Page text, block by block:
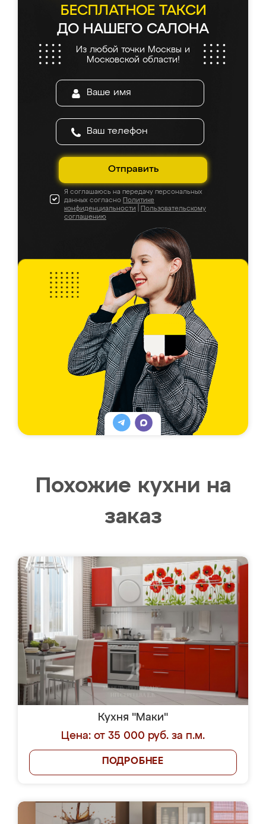
БЕСПЛАТНОЕ ТАКСИ
ДО НАШЕГО САЛОНА
Из любой точки Москвы и
Московской области!
Отправить
Я соглашаюсь на передачу персональных
данных согласно Политике
конфиденциальности
Пользовательскому
соглашению
Похожие кухни на
заказ
Кухня "Маки"
Цена: от 35 000 руб. за п.м.
ПОДРОБНЕЕ